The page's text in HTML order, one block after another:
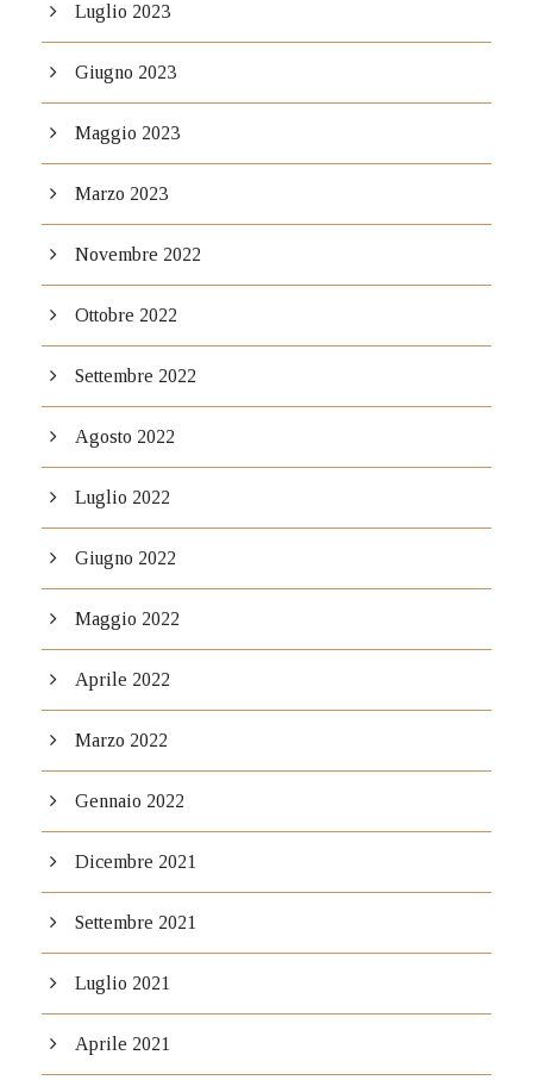
Luglio 2023
Giugno 2023
Maggio 2023
Marzo 2023
Novembre 2022
Ottobre 2022
Settembre 2022
Agosto 2022
Luglio 2022
Giugno 2022
Maggio 2022
Aprile 2022
Marzo 2022
Gennaio 2022
Dicembre 2021
Settembre 2021
Luglio 2021
Aprile 2021